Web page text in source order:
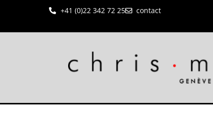
+41 (0)22 342 72 25 contact